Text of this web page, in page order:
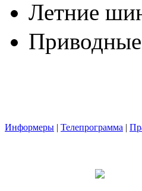
Летние
Информеры | Телепрограмма |